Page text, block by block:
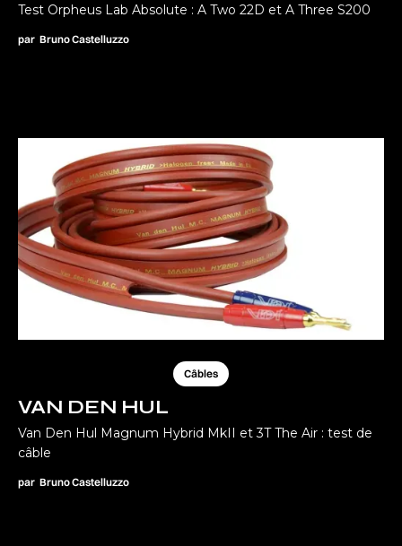
Test Orpheus Lab Absolute : A Two 22D et A Three S200
par Bruno Castelluzzo
Câbles
VAN DEN HUL
Van Den Hul Magnum Hybrid MkII et 3T The Air : test de
câble
par Bruno Castelluzzo